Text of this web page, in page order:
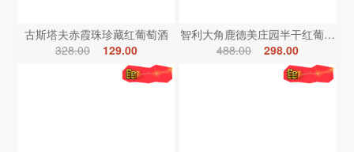
古斯塔夫赤霞珠珍藏红葡萄酒
328.00
129.00
智利大角鹿德美庄园半干红葡萄酒
488.00
298.00